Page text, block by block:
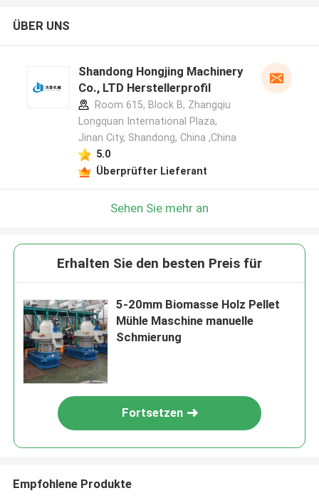
ÜBER UNS
Shandong Hongjing Machinery
Co., LTD Herstellerprofil
Room 615, Block B, Zhangqiu
Longquan International Plaza,
Jinan City, Shandong, China ,China
5.0
Überprüfter Lieferant
Sehen Sie mehr an
Erhalten Sie den besten Preis für
5-20mm Biomasse Holz Pellet
Mühle Maschine manuelle
Schmierung
Fortsetzen
Empfohlene Produkte